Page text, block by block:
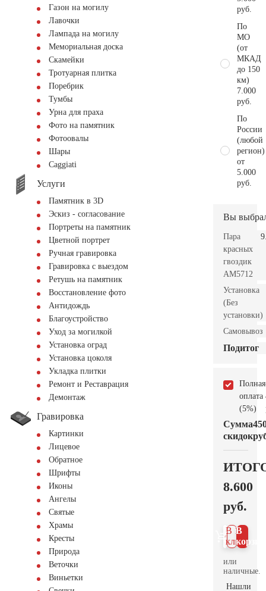
Газон на могилу
Лавочки
Лампада на могилу
Мемориальная доска
Скамейки
Тротуарная плитка
Поребрик
Тумбы
Урна для праха
Фото на памятник
Фотоовалы
Шары
Сaggiati
Услуги
Памятник в 3D
Эскиз - согласование
Портреты на памятник
Цветной портрет
Ручная гравировка
Гравировка с выездом
Ретушь на памятник
Восстановление фото
Антидождь
Благоустройство
Уход за могилкой
Установка оград
Установка цоколя
Укладка плитки
Ремонт и Реставрация
Демонтаж
Гравировка
Картинки
Лицевое
Обратное
Шрифты
Иконы
Ангелы
Святые
Храмы
Кресты
Природа
Веточки
Виньетки
руб.
По
МО
(от
МКАД
до 150
км)
7.000
руб.
По
России
(любой
регион)
от
5.000
руб.
Вы
Пара
красных
гвоздик
AM5712
Установка
(Без
установки)
Самовывоз
Подитог
Полная
оплата
(5%)
Сумма
скидок
8.600
руб.
В
В 1
клик
или
наличные.
Нашли